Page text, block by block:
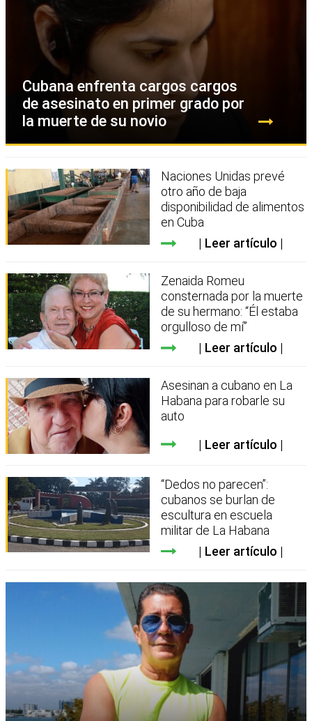
Cubana enfrenta cargos cargos
de asesinato en primer grado por
la muerte de su novio
Naciones Unidas prevé
otro año de baja
disponibilidad de alimentos
en Cuba
Leer artículo
Zenaida Romeu
consternada por la muerte
de su hermano: “Él estaba
orgulloso de mí”
Leer artículo
Asesinan a cubano en La
Habana para robarle su
auto
Leer artículo
“Dedos no parecen”:
cubanos se burlan de
escultura en escuela
militar de La Habana
Leer artículo